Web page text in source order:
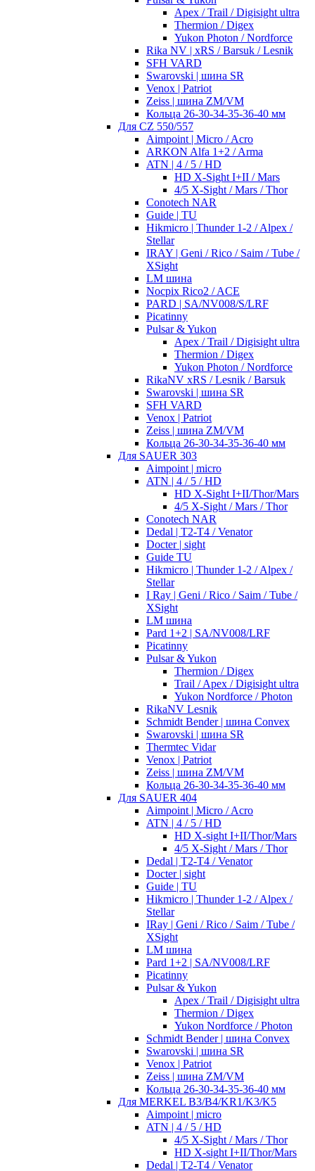
Apex / Trail / Digisight ultra
Thermion / Digex
Yukon Photon / Nordforce
Rika NV | xRS / Barsuk / Lesnik
SFH VARD
Swarovski | шина SR
Venox | Patriot
Zeiss | шина ZM/VM
Кольца 26-30-34-35-36-40 мм
Для CZ 550/557
Aimpoint | Micro / Acro
ARKON Alfa 1+2 / Arma
ATN | 4 / 5 / HD
HD X-Sight I+II / Mars
4/5 X-Sight / Mars / Thor
Conotech NAR
Guide | TU
Hikmicro | Thunder 1-2 / Alpex /
Stellar
IRAY | Geni / Rico / Saim / Tube /
XSight
LM шина
Nocpix Rico2 / ACE
PARD | SA/NV008/S/LRF
Picatinny
Pulsar & Yukon
Apex / Trail / Digisight ultra
Thermion / Digex
Yukon Photon / Nordforce
RikaNV xRS / Lesnik / Barsuk
Swarovski | шина SR
SFH VARD
Venox | Patriot
Zeiss | шина ZM/VM
Кольца 26-30-34-35-36-40 мм
Для SAUER 303
Aimpoint | micro
ATN | 4 / 5 / HD
HD X-Sight I+II/Thor/Mars
4/5 X-Sight / Mars / Thor
Conotech NAR
Dedal | T2-T4 / Venator
Docter | sight
Guide TU
Hikmicro | Thunder 1-2 / Alpex /
Stellar
I Ray | Geni / Rico / Saim / Tube /
XSight
LM шина
Pard 1+2 | SA/NV008/LRF
Picatinny
Pulsar & Yukon
Thermion / Digex
Trail / Apex / Digisight ultra
Yukon Nordforce / Photon
RikaNV Lesnik
Schmidt Bender | шина Convex
Swarovski | шина SR
Thermtec Vidar
Venox | Patriot
Zeiss | шина ZM/VM
Кольца 26-30-34-35-36-40 мм
Для SAUER 404
Aimpoint | Micro / Acro
ATN | 4 / 5 / HD
HD X-sight I+II/Thor/Mars
4/5 X-Sight / Mars / Thor
Dedal | T2-T4 / Venator
Docter | sight
Guide | TU
Hikmicro | Thunder 1-2 / Alpex /
Stellar
IRay | Geni / Rico / Saim / Tube /
XSight
LM шина
Pard 1+2 | SA/NV008/LRF
Picatinny
Pulsar & Yukon
Apex / Trail / Digisight ultra
Thermion / Digex
Yukon Nordforce / Photon
Schmidt Bender | шина Convex
Swarovski | шина SR
Venox | Patriot
Zeiss | шина ZM/VM
Кольца 26-30-34-35-36-40 мм
Для MERKEL B3/B4/KR1/K3/K5
Aimpoint | micro
ATN | 4 / 5 / HD
4/5 X-Sight / Mars / Thor
HD X-sight I+II/Thor/Mars
Dedal | T2-T4 / Venator